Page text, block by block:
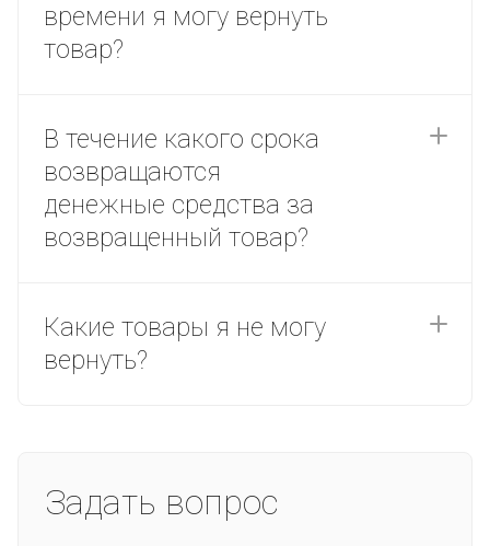
времени я могу вернуть
товар?
В течение какого срока
возвращаются
денежные средства за
возвращенный товар?
Какие товары я не могу
вернуть?
Задать вопрос